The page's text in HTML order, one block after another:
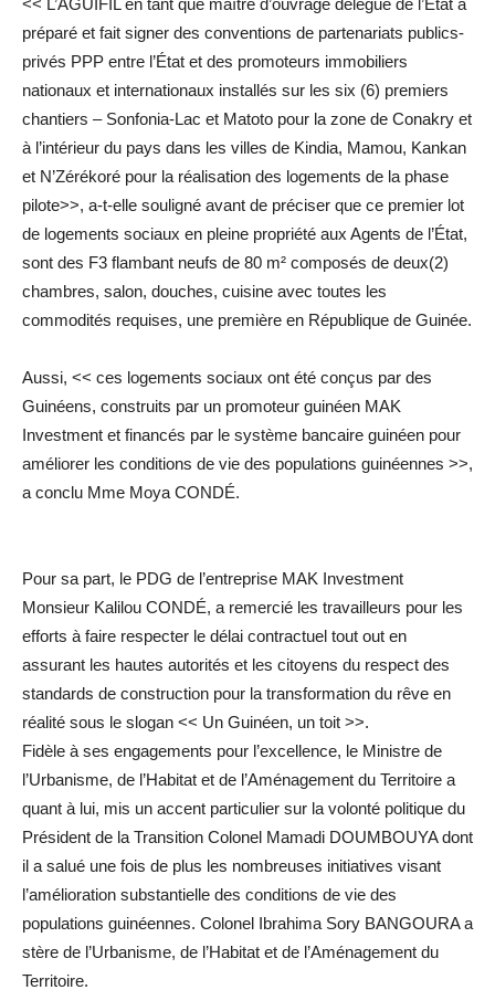
<< L’AGUIFIL en tant que maître d’ouvrage délégué de l’État a
préparé et fait signer des conventions de partenariats publics-
privés PPP entre l’État et des promoteurs immobiliers
nationaux et internationaux installés sur les six (6) premiers
chantiers – Sonfonia-Lac et Matoto pour la zone de Conakry et
à l’intérieur du pays dans les villes de Kindia, Mamou, Kankan
et N’Zérékoré pour la réalisation des logements de la phase
pilote>>, a-t-elle souligné avant de préciser que ce premier lot
de logements sociaux en pleine propriété aux Agents de l’État,
sont des F3 flambant neufs de 80 m² composés de deux(2)
chambres, salon, douches, cuisine avec toutes les
commodités requises, une première en République de Guinée.
Aussi, << ces logements sociaux ont été conçus par des
Guinéens, construits par un promoteur guinéen MAK
Investment et financés par le système bancaire guinéen pour
améliorer les conditions de vie des populations guinéennes >>,
a conclu Mme Moya CONDÉ.
Pour sa part, le PDG de l’entreprise MAK Investment
Monsieur Kalilou CONDÉ, a remercié les travailleurs pour les
efforts à faire respecter le délai contractuel tout out en
assurant les hautes autorités et les citoyens du respect des
standards de construction pour la transformation du rêve en
réalité sous le slogan << Un Guinéen, un toit >>.
Fidèle à ses engagements pour l’excellence, le Ministre de
l’Urbanisme, de l’Habitat et de l’Aménagement du Territoire a
quant à lui, mis un accent particulier sur la volonté politique du
Président de la Transition Colonel Mamadi DOUMBOUYA dont
il a salué une fois de plus les nombreuses initiatives visant
l’amélioration substantielle des conditions de vie des
populations guinéennes. Colonel Ibrahima Sory BANGOURA a
stère de l’Urbanisme, de l’Habitat et de l’Aménagement du
Territoire.